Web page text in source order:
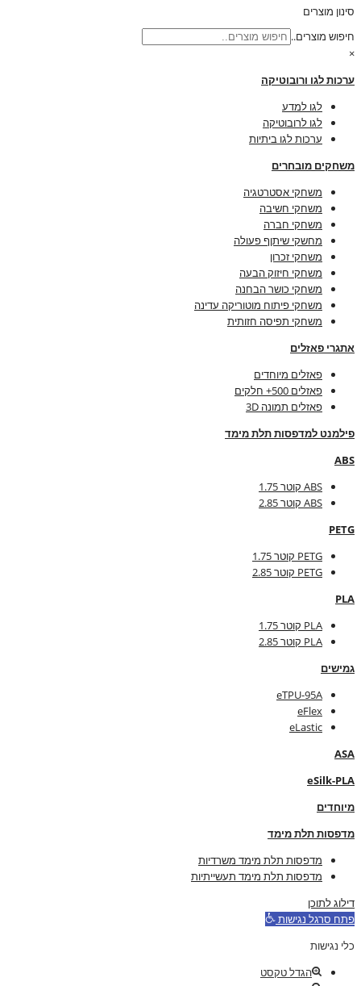
סינון מוצרים
חיפוש מוצרים..
×
ערכות לגו ורובוטיקה
לגו למדע
לגו לרובוטיקה
ערכות לגו ביתיות
משחקים מובחרים
משחקי אסטרטגיה
משחקי חשיבה
משחקי חברה
מחשקי שיתןף פעולה
משחקי זכרון
משחקי חיזוק הבעה
משחקי כושר הבחנה
משחקי פיתוח מוטוריקה עדינה
משחקי תפיסה חזותית
אתגרי פאזלים
פאזלים מיוחדים
פאזלים 500+ חלקים
פאזלים תמונה 3D
פילמנט למדפסות תלת מימד
ABS
ABS קוטר 1.75
ABS קוטר 2.85
PETG
PETG קוטר 1.75
PETG קוטר 2.85
PLA
PLA קוטר 1.75
PLA קוטר 2.85
גמישים
eTPU-95A
eFlex
eLastic
ASA
eSilk-PLA
מיוחדים
מדפסות תלת מימד
מדפסות תלת מימד משרדיות
מדפסות תלת מימד תעשייתיות
דילוג לתוכן
פתח סרגל נגישות
כלי נגישות
הגדל טקסט